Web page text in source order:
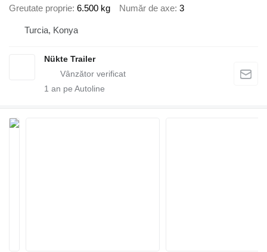
Greutate proprie 6.500 kg Număr de axe 3
Turcia, Konya
Nükte Trailer
1 an pe Autoline